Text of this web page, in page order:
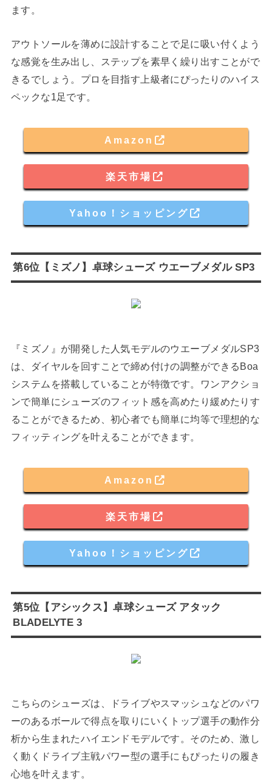
ます。
アウトソールを薄めに設計することで足に吸い付くよう
な感覚を生み出し、ステップを素早く繰り出すことがで
きるでしょう。プロを目指す上級者にぴったりのハイス
ペックな1足です。
Amazon
楽天市場
Yahoo！ショッピング
第6位【ミズノ】卓球シューズ ウエーブメダル SP3
『ミズノ』が開発した人気モデルのウエーブメダルSP3
は、ダイヤルを回すことで締め付けの調整ができるBoa
システムを搭載していることが特徴です。ワンアクショ
ンで簡単にシューズのフィット感を高めたり緩めたりす
ることができるため、初心者でも簡単に均等で理想的な
フィッティングを叶えることができます。
Amazon
楽天市場
Yahoo！ショッピング
第5位【アシックス】卓球シューズ アタック
BLADELYTE 3
こちらのシューズは、ドライブやスマッシュなどのパワ
ーのあるボールで得点を取りにいくトップ選手の動作分
析から生まれたハイエンドモデルです。そのため、激し
く動くドライブ主戦パワー型の選手にもぴったりの履き
心地を叶えます。